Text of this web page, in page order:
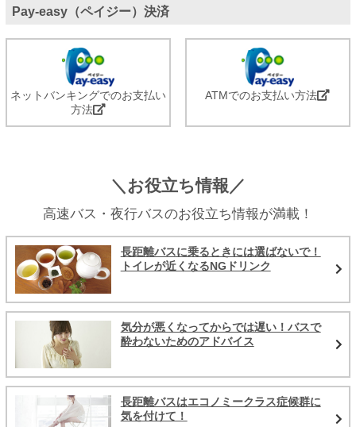
Pay-easy（ペイジー）決済
ネットバンキングでのお支払い
方法
ATMでのお支払い方法
＼お役立ち情報／
高速バス・夜行バスのお役立ち情報が満載！
長距離バスに乗るときには選ばないで！
トイレが近くなるNGドリンク
気分が悪くなってからでは遅い！バスで
酔わないためのアドバイス
長距離バスはエコノミークラス症候群に
気を付けて！